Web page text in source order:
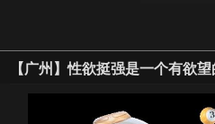
【广州】性欲挺强是一个有欲